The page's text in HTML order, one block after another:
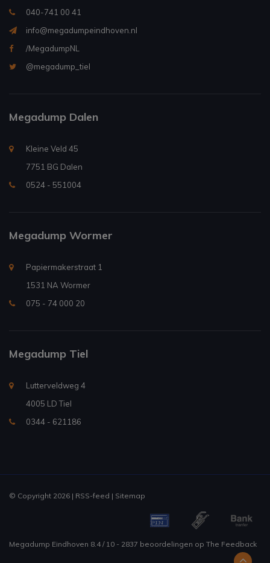
040-741 00 41
info@megadumpeindhoven.nl
/MegadumpNL
@megadump_tiel
Megadump Dalen
Kleine Veld 45
7751 BG Dalen
0524 - 551004
Megadump Wormer
Papiermakerstraat 1
1531 NA Wormer
075 - 74 000 20
Megadump Tiel
Lutterveldweg 4
4005 LD Tiel
0344 - 621186
© Copyright 2026 | RSS-feed | Sitemap
Megadump Eindhoven 8.4/ 10 - 2837 beoordelingen op The Feedback